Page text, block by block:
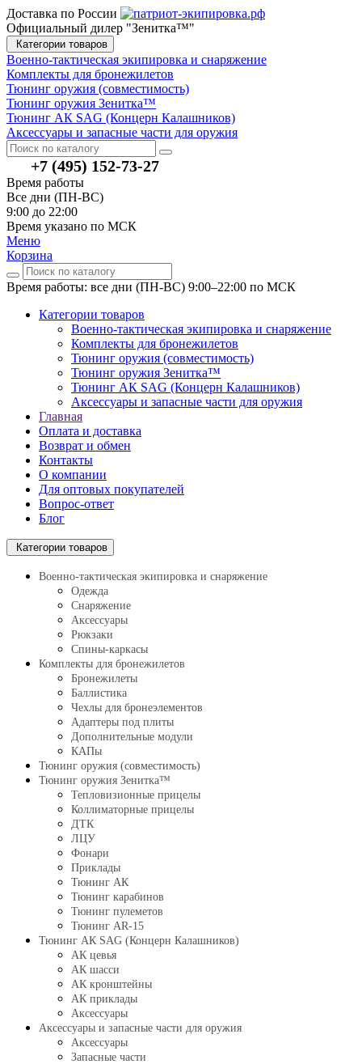
Доставка по России
Официальный дилер "Зенитка™"
Категории товаров
Военно-тактическая экипировка и снаряжение
Комплекты для бронежилетов
Тюнинг оружия (совместимость)
Тюнинг оружия Зенитка™
Тюнинг АК SAG (Концерн Калашников)
Аксессуары и запасные части для оружия
+7 (495) 152-73-27
Время работы
Все дни (ПН-ВС)
9:00 до 22:00
Время указано по МСК
Меню
Корзина
Время работы: все дни (ПН-ВС) 9:00–22:00 по МСК
Категории товаров
Военно-тактическая экипировка и снаряжение
Комплекты для бронежилетов
Тюнинг оружия (совместимость)
Тюнинг оружия Зенитка™
Тюнинг АК SAG (Концерн Калашников)
Аксессуары и запасные части для оружия
Главная
Оплата и доставка
Возврат и обмен
Контакты
О компании
Для оптовых покупателей
Вопрос-ответ
Блог
Категории товаров
Военно-тактическая экипировка и снаряжение
Одежда
Снаряжение
Аксессуары
Рюкзаки
Спины-каркасы
Комплекты для бронежилетов
Бронежилеты
Баллистика
Чехлы для бронеэлементов
Адаптеры под плиты
Дополнительные модули
КАПы
Тюнинг оружия (совместимость)
Тюнинг оружия Зенитка™
Тепловизионные прицелы
Коллиматорные прицелы
ДТК
ЛЦУ
Фонари
Приклады
Тюнинг АК
Тюнинг карабинов
Тюнинг пулеметов
Тюнинг AR-15
Тюнинг АК SAG (Концерн Калашников)
АК цевья
АК шасси
АК кронштейны
АК приклады
Аксессуары
Аксессуары и запасные части для оружия
Аксессуары
Запасные части